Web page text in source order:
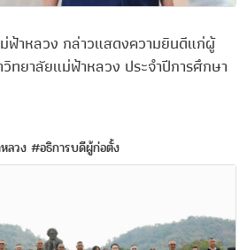
ฟ้าหลวง กล่าวแสดงความยินดีแก่ผู้
วิทยาลัยแม่ฟ้าหลวง ประจำปีการศึกษา
ลวง #อธิการบดีผู้ก่อตั้ง